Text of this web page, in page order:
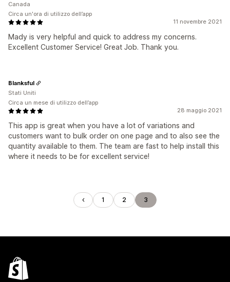
11 novembre 2021
Mady is very helpful and quick to address my concerns.
Excellent Customer Service! Great Job. Thank you.
Canada
Circa un'ora di utilizzo dell’app
28 maggio 2021
This app is great when you have a lot of variations and
customers want to bulk order on one page and to also see the
quantity available to them. The team are fast to help install this
where it needs to be for excellent service!
Blanksful
Stati Uniti
Circa un mese di utilizzo dell’app
1 2 3